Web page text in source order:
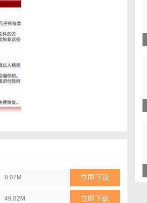
8.07M 立即下载
49.62M 立即下载